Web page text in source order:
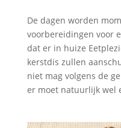
De dagen worden
voorbereidingen voor
dat er in huize
kerstdis zullen
niet mag volgens de
er moet natuurlijk wel